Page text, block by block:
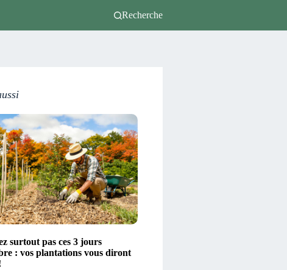
Recherche
surtout pas ces 3 jours
: vos plantations vous diront